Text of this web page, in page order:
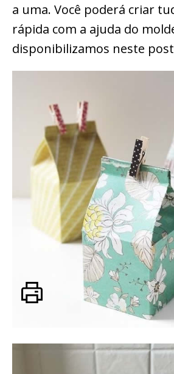
a uma. Você poderá criar
rápida com a ajuda do
disponibilizamos neste